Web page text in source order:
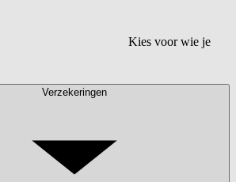
Kies voor wie je
Verzekeringen